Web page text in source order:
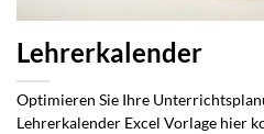
Lehrerkalender
Optimieren Sie Ihre
Lehrerkalender Excel Vorlage hier